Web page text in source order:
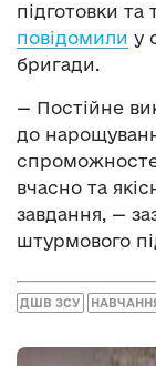
підготовки
повідомили у
бригади.
— Постійне
до
вчасно та
завдання, —
штурмового
ДШВ ЗСУ